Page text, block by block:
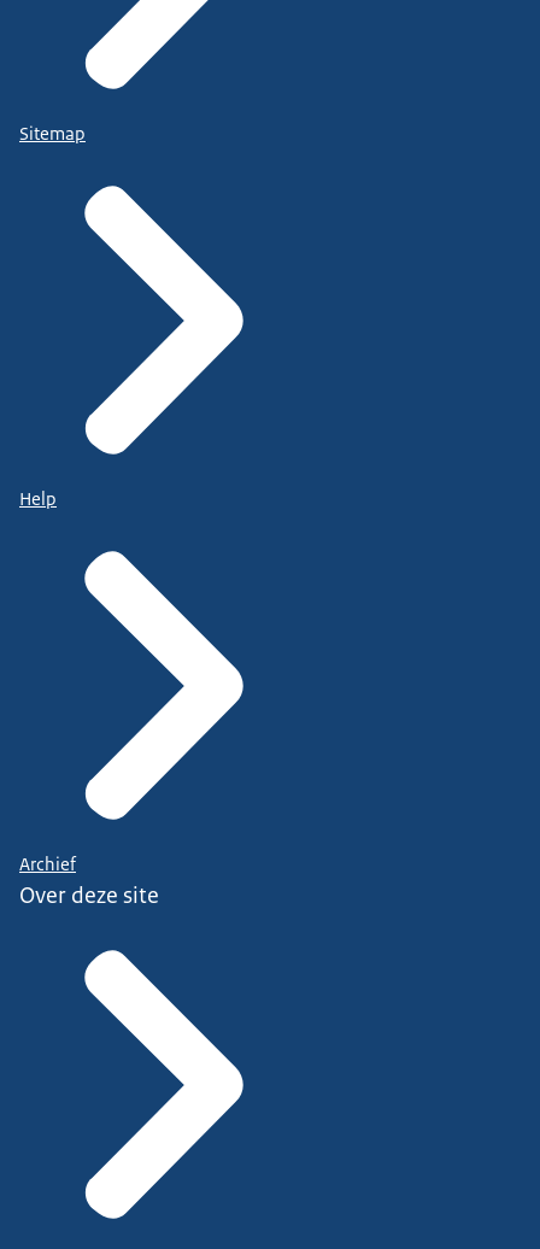
Sitemap
Help
Archief
Over deze site